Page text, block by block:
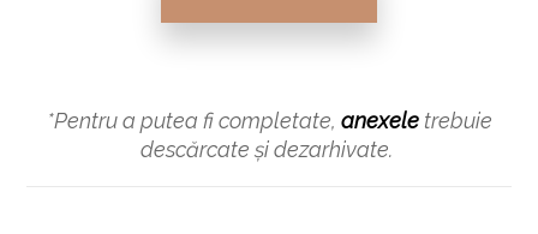
*Pentru a putea fi completate, anexeletrebuie
descărcate și dezarhivate.